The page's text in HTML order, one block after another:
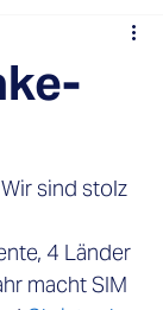
sind stolz
4 Länder
macht SIM